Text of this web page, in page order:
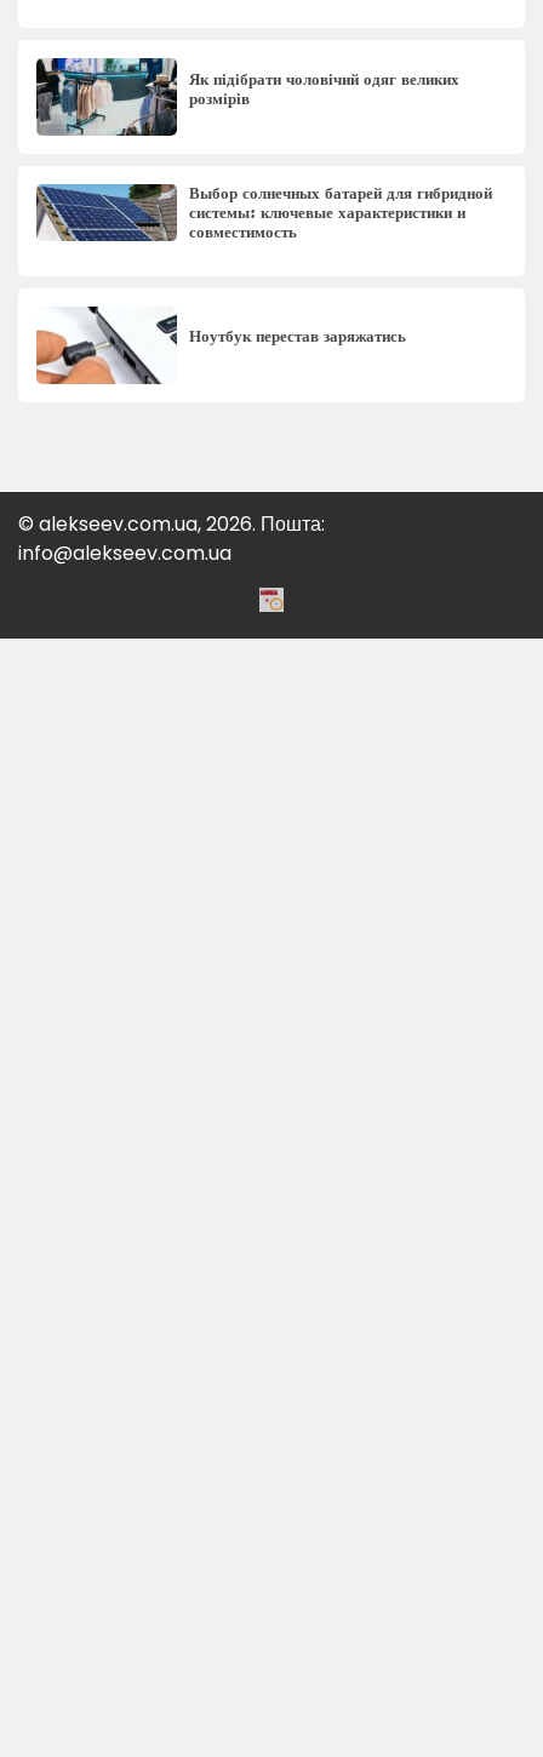
Як підібрати чоловічий одяг великих
розмірів
Выбор солнечных батарей для гибридной
системы: ключевые характеристики и
совместимость
Ноутбук перестав заряжатись
© alekseev.com.ua, 2026. Пошта:
info@alekseev.com.ua